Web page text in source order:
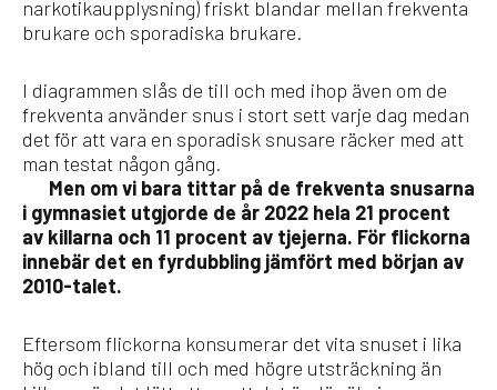
narkotikaupplysning) friskt blandar mellan frekventa
brukare och sporadiska brukare.
I diagrammen slås de till och med ihop även om de
frekventa använder snus i stort sett varje dag medan
det för att vara en sporadisk snusare räcker med att
man testat någon gång.
Men om vi bara tittar på de frekventa snusarna
i gymnasiet utgjorde de år 2022 hela 21 procent
av killarna och 11 procent av tjejerna. För flickorna
innebär det en fyrdubbling jämfört med början av
2010-talet.
Eftersom flickorna konsumerar det vita snuset i lika
hög och ibland till och med högre utsträckning än